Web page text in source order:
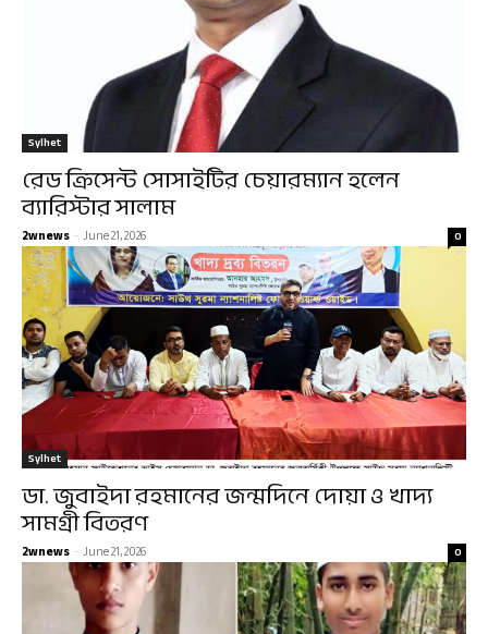
Sylhet
রেড ক্রিসেন্ট সোসাইটির চেয়ারম্যান হলেন
ব্যারিস্টার সালাম
2wnews -June 21, 2026 0
Sylhet
ডা. জুবাইদা রহমানের জন্মদিনে দোয়া ও খাদ্য
সামগ্রী বিতরণ
2wnews -June 21, 2026 0